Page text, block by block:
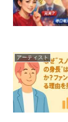
アーティスト